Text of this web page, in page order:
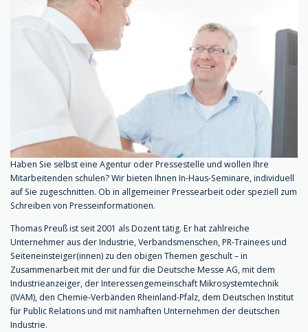
Haben Sie selbst eine Agentur oder Pressestelle und wollen Ihre
Mitarbeitenden schulen? Wir bieten Ihnen In-Haus-Seminare, individuell
auf Sie zugeschnitten. Ob in allgemeiner Pressearbeit oder speziell zum
Schreiben von Presseinformationen.
Thomas Preuß ist seit 2001 als Dozent tätig. Er hat zahlreiche
Unternehmer aus der Industrie, Verbandsmenschen, PR-Trainees und
Seiteneinsteiger(innen) zu den obigen Themen geschult – in
Zusammenarbeit mit der und für die Deutsche Messe AG, mit dem
Industrieanzeiger, der Interessengemeinschaft Mikrosystemtechnik
(IVAM), den Chemie-Verbänden Rheinland-Pfalz, dem Deutschen Institut
für Public Relations und mit namhaften Unternehmen der deutschen
Industrie.